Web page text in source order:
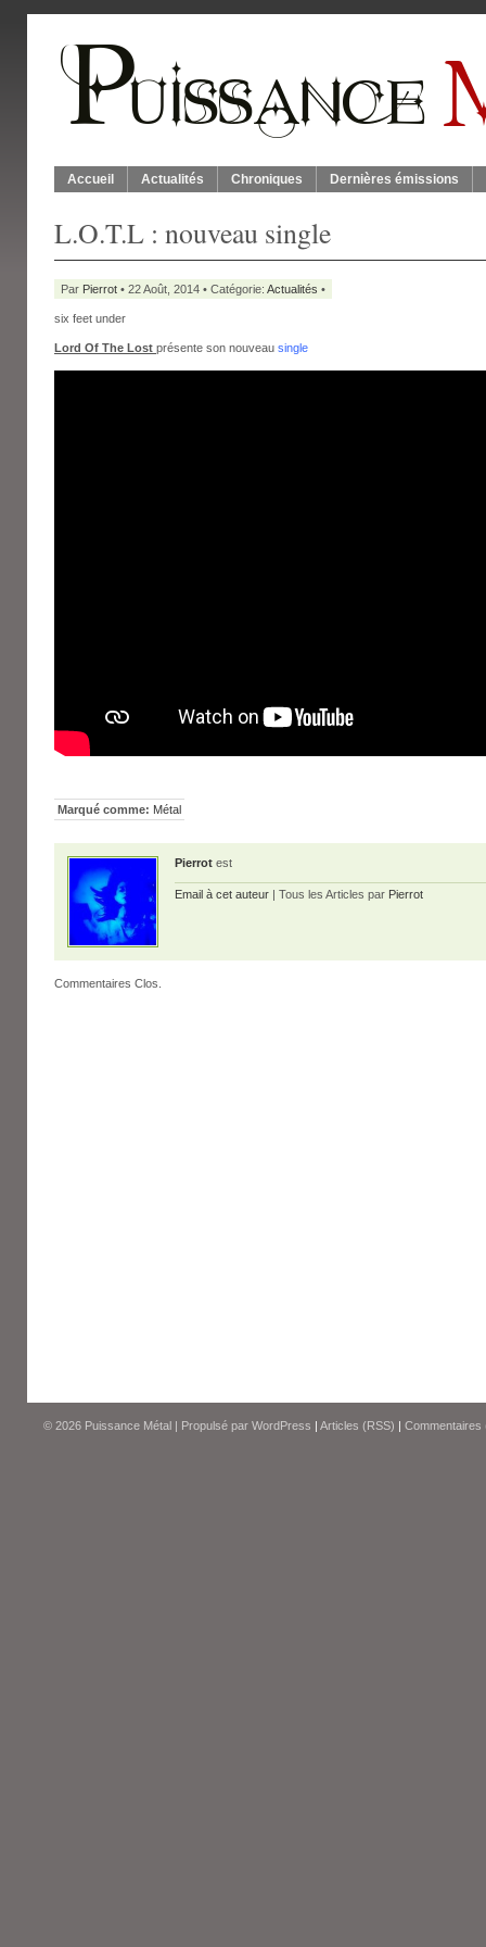
Accueil Actualités Chroniques Dernières émissions
L.O.T.L : nouveau single
Par Pierrot • 22 Août, 2014 • Catégorie: Actualités •
six feet under
Lord Of The Lost présente son nouveau single
Marqué comme: Métal
Pierrot est
Email à cet auteur | Tous les Articles par Pierrot
Commentaires Clos.
© 2026 Puissance Métal | Propulsé par WordPress | Articles (RSS) | Commentaires